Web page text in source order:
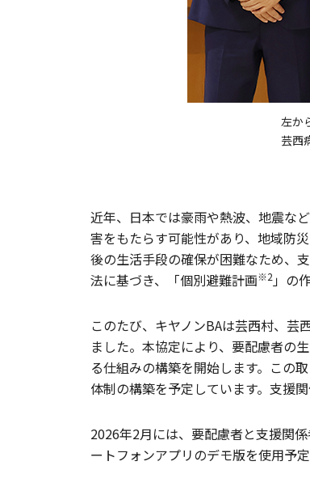
左か
芸西
近年、日本では豪雨や熱波、地震な
害をもたらす可能性があり、地域防
後の生活手段の確保が困難なため、
法に基づき、「個別避難計画※2」の
このたび、キヤノンBAは芸西村、
ました。本協定により、要配慮者の
る仕組みの構築を開始します。この
体制の構築を予定しています。支援
2026年2月には、要配慮者と支援関
ートフォンアプリのデモ版を使用予定